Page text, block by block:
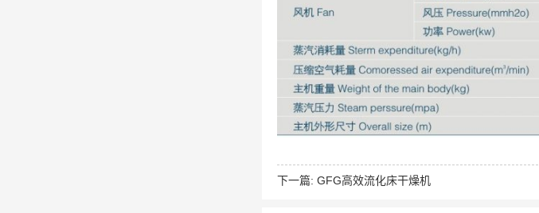
下一篇: GFG高效流化床干燥机